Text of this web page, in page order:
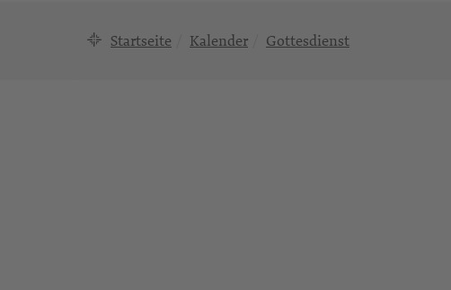
Startseite Kalender Gottesdienst